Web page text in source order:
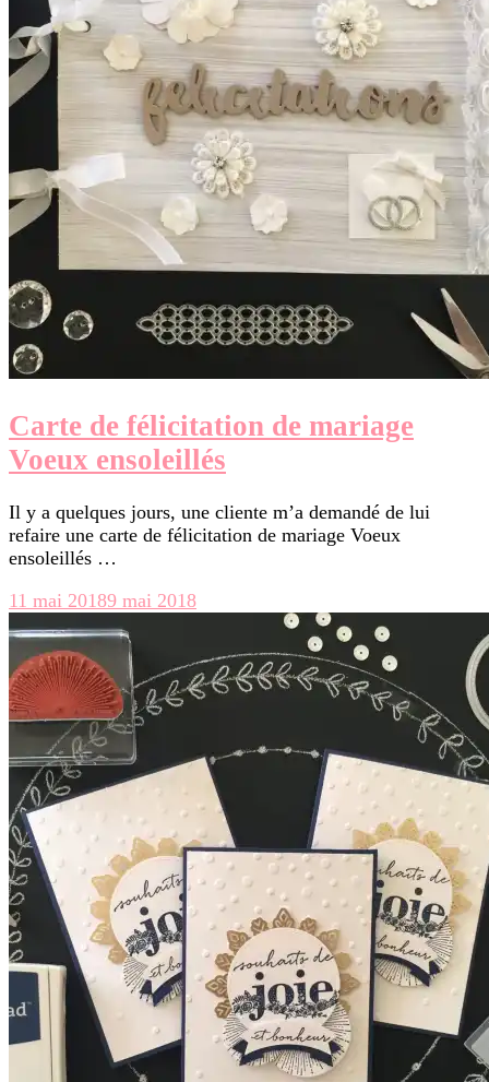
Carte de félicitation de mariage
Voeux ensoleillés
Il y a quelques jours, une cliente m’a demandé de lui
refaire une carte de félicitation de mariage Voeux
ensoleillés …
11 mai 20189 mai 2018